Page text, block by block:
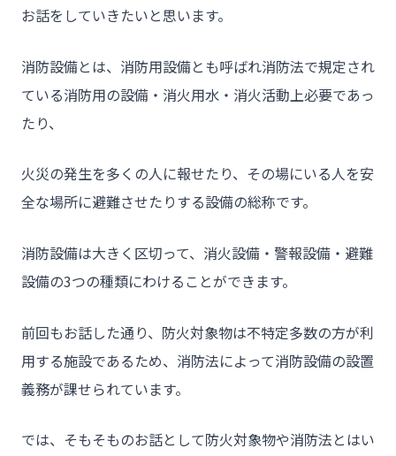
お話をしていきたいと思います。
消防設備とは、消防用設備とも呼ばれ消防法で規定され
ている消防用の設備・消火用水・消火活動上必要であっ
たり、
火災の発生を多くの人に報せたり、その場にいる人を安
全な場所に避難させたりする設備の総称です。
消防設備は大きく区切って、消火設備・警報設備・避難
設備の3つの種類にわけることができます。
前回もお話した通り、防火対象物は不特定多数の方が利
用する施設であるため、消防法によって消防設備の設置
義務が課せられています。
では、そもそものお話として防火対象物や消防法とはい